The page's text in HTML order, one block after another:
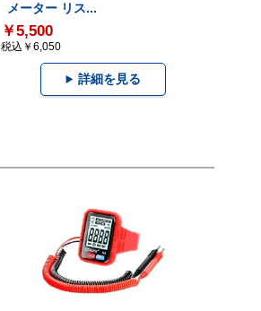
メーター リス...
￥5,500
税込￥6,050
詳細を見る